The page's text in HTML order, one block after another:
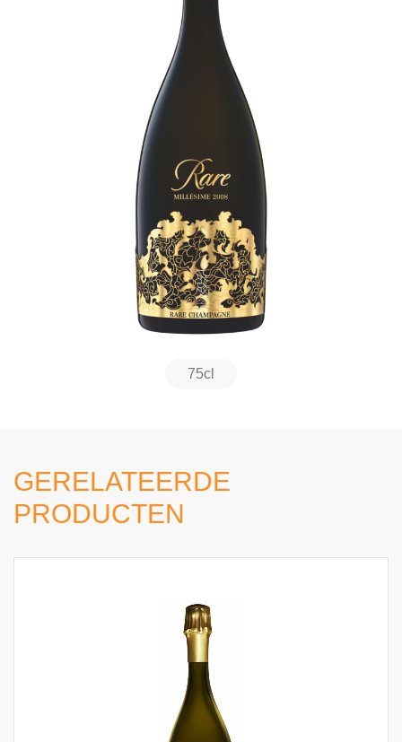
75cl
GERELATEERDE
PRODUCTEN